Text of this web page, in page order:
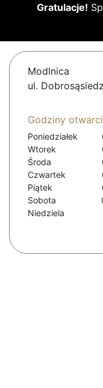
Gratulacje!
Modlnica
ul.
Godziny
Poniedziałek
Wtorek
Środa
Czwartek
Piątek
Sobota
Niedziela